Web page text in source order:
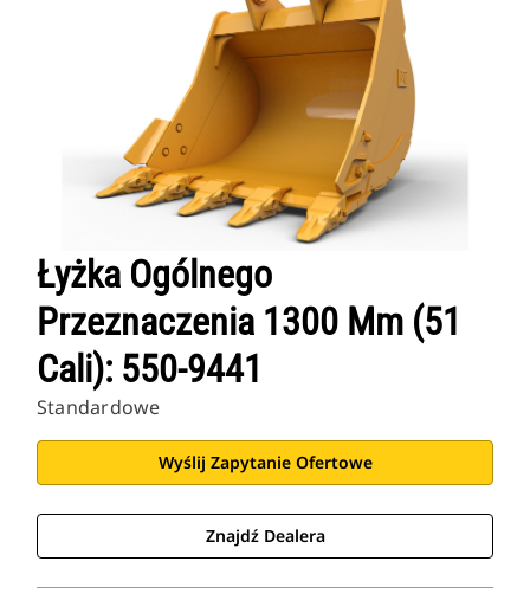
Łyżka Ogólnego
Przeznaczenia 1300 Mm (51
Cali): 550-9441
Standardowe
Wyślij Zapytanie Ofertowe
Znajdź Dealera